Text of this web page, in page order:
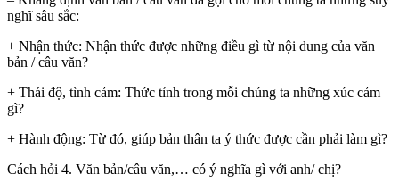
nghĩ sâu sắc:
+ Nhận thức: Nhận thức được những điều gì từ nội dung của văn
bản / câu văn?
+ Thái độ, tình cảm: Thức tỉnh trong mỗi chúng ta những xúc cảm
gì?
+ Hành động: Từ đó, giúp bản thân ta ý thức được cần phải làm gì?
Cách hỏi 4. Văn bản/câu văn,… có ý nghĩa gì với anh/ chị?